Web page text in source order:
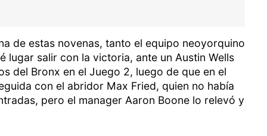
de estas novenas, tanto el equipo neoyorquino
lugar salir con la victoria, ante un Austin Wells
del Bronx en el Juego 2, luego de que en el
con el abridor Max Fried, quien no había
pero el manager Aaron Boone lo relevó y